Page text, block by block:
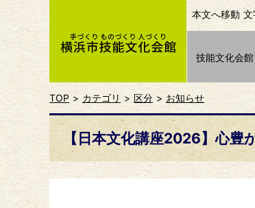
本文へ移動 文
技能文化会
TOP カテゴリ 区分 お知らせ
【日本文化講座2026】心豊